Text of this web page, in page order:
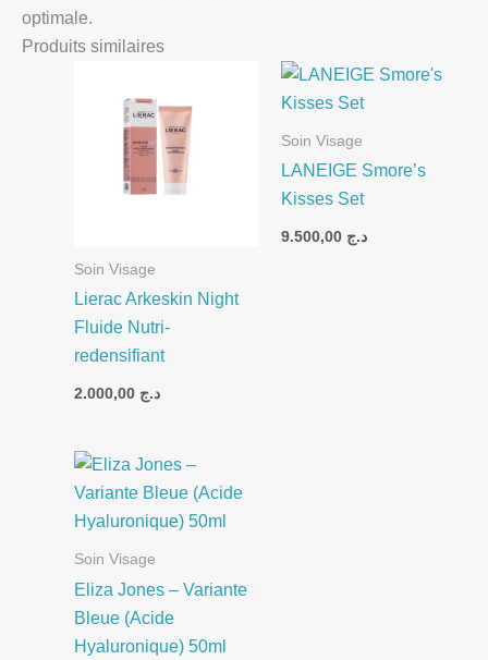
optimale.
Produits similaires
Soin Visage
Lierac Arkeskin Night
Fluide Nutri-
redensifiant
د.ج
Soin Visage
LANEIGE Smore’s
Kisses Set
د.ج
Soin Visage
Eliza Jones – Variante
Bleue (Acide
Hyaluronique) 50ml